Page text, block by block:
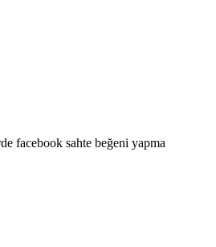
facebook sahte beğeni yapma